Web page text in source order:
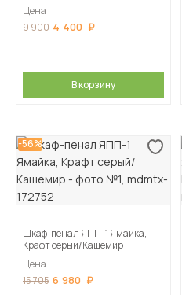
Цена
9 900 4 400
В корзину
-56%
Шкаф-пенал ЯПП-1 Ямайка,
Крафт серый/Кашемир
Цена
15 705 6 980